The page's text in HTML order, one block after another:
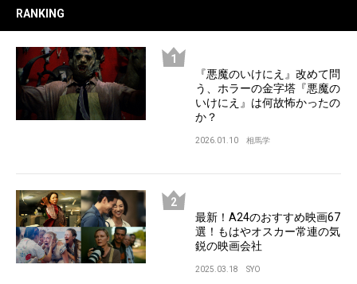
RANKING
『悪魔のいけにえ』改めて問
う、ホラーの金字塔『悪魔の
いけにえ』は何故怖かったの
か？
2026.01.10 相馬学
最新！A24のおすすめ映画67
選！もはやオスカー常連の気
鋭の映画会社
2025.03.18 SYO